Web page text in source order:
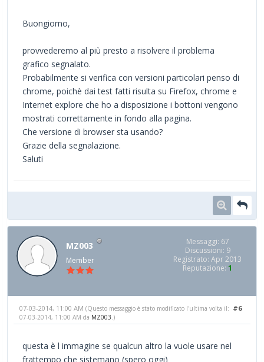
Buongiorno,
provvederemo al più presto a risolvere il problema
grafico segnalato.
Probabilmente si verifica con versioni particolari penso di
chrome, poichè dai test fatti risulta su Firefox, chrome e
Internet explore che ho a disposizione i bottoni vengono
mostrati correttamente in fondo alla pagina.
Che versione di browser sta usando?
Grazie della segnalazione.
Saluti
MZ003
Member
Messaggi: 67
Discussioni: 9
Registrato: Apr 2013
Reputazione: 1
#6
07-03-2014, 11:00 AM (Questo messaggio è stato modificato l'ultima volta il:
07-03-2014, 11:00 AM da MZ003.)
questa è l immagine se qualcun altro la vuole usare nel
frattempo che sistemano (spero oggi)